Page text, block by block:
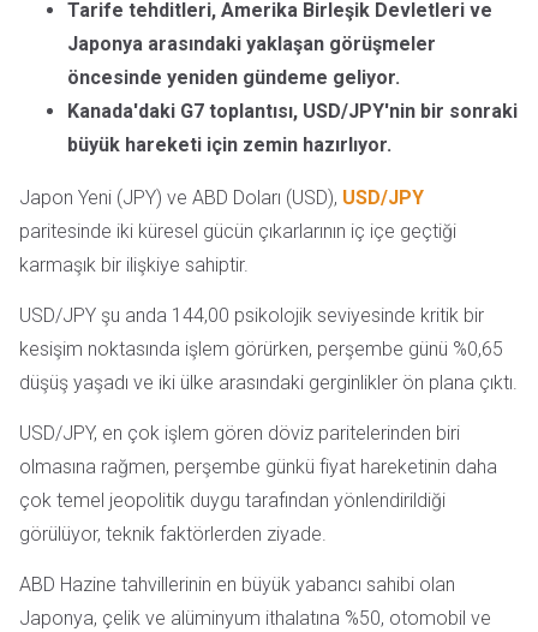
Tarife tehditleri, Amerika Birleşik Devletleri ve
Japonya arasındaki yaklaşan görüşmeler
öncesinde yeniden gündeme geliyor.
Kanada'daki G7 toplantısı, USD/JPY'nin bir sonraki
büyük hareketi için zemin hazırlıyor.
Japon Yeni (JPY) ve ABD Doları (USD), USD/JPY
paritesinde iki küresel gücün çıkarlarının iç içe geçtiği
karmaşık bir ilişkiye sahiptir.
USD/JPY şu anda 144,00 psikolojik seviyesinde kritik bir
kesişim noktasında işlem görürken, perşembe günü %0,65
düşüş yaşadı ve iki ülke arasındaki gerginlikler ön plana çıktı.
USD/JPY, en çok işlem gören döviz paritelerinden biri
olmasına rağmen, perşembe günkü fiyat hareketinin daha
çok temel jeopolitik duygu tarafından yönlendirildiği
görülüyor, teknik faktörlerden ziyade.
ABD Hazine tahvillerinin en büyük yabancı sahibi olan
Japonya, çelik ve alüminyum ithalatına %50, otomobil ve